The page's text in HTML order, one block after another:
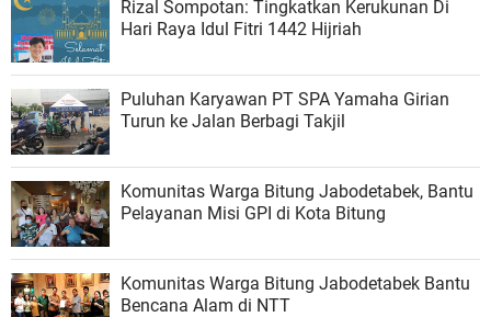
Rizal Sompotan: Tingkatkan Kerukunan Di
Hari Raya Idul Fitri 1442 Hijriah
Puluhan Karyawan PT SPA Yamaha Girian
Turun ke Jalan Berbagi Takjil
Komunitas Warga Bitung Jabodetabek, Bantu
Pelayanan Misi GPI di Kota Bitung
Komunitas Warga Bitung Jabodetabek Bantu
Bencana Alam di NTT